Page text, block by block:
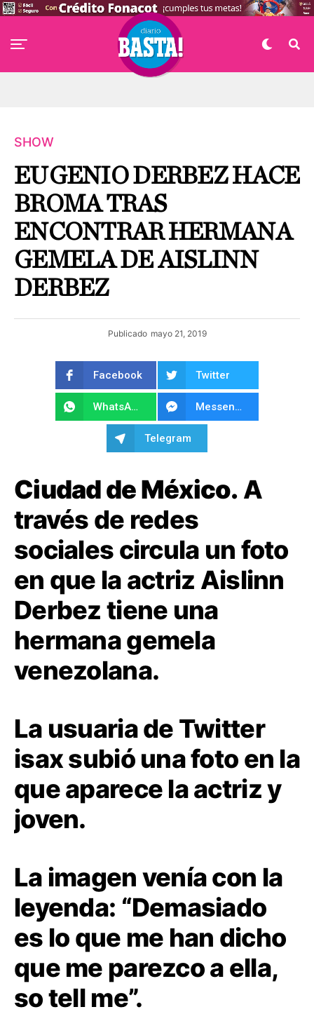
SHOW
EUGENIO DERBEZ HACE
BROMA TRAS
ENCONTRAR HERMANA
GEMELA DE AISLINN
DERBEZ
Publicado mayo 21, 2019
Facebook Twitter
WhatsApp Messenger
Telegram
Ciudad de México. A
través de redes
sociales circula un foto
en que la actriz Aislinn
Derbez tiene una
hermana gemela
venezolana.
La usuaria de Twitter
isax subió una foto en la
que aparece la actriz y
joven.
La imagen venía con la
leyenda: “Demasiado
es lo que me han dicho
que me parezco a ella,
so tell me”.